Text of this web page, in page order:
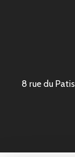
8 rue du Patis